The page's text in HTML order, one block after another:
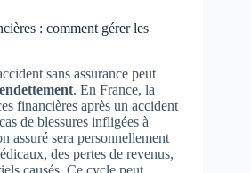
: comment gérer les
sans assurance peut
endettement. En France, la
financières après un accident
de blessures infligées à
assuré sera personnellement
des pertes de revenus,
causés. Ce cycle peut